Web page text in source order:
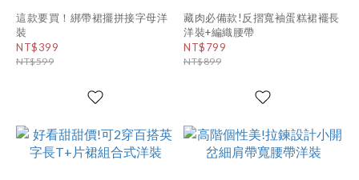
這款要買！綁帶裙擺拼接字母洋
裝
NT$399
NT$599
藏肉必備款!反摺寬袖蛋糕裙襬長
洋裝+編織腰帶
NT$799
NT$899